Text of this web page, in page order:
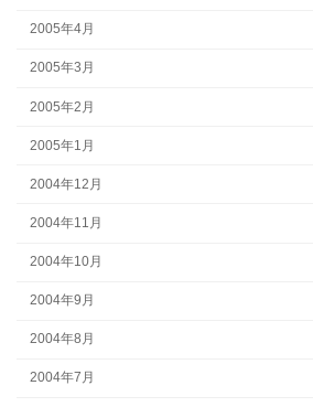
2005年4月
2005年3月
2005年2月
2005年1月
2004年12月
2004年11月
2004年10月
2004年9月
2004年8月
2004年7月